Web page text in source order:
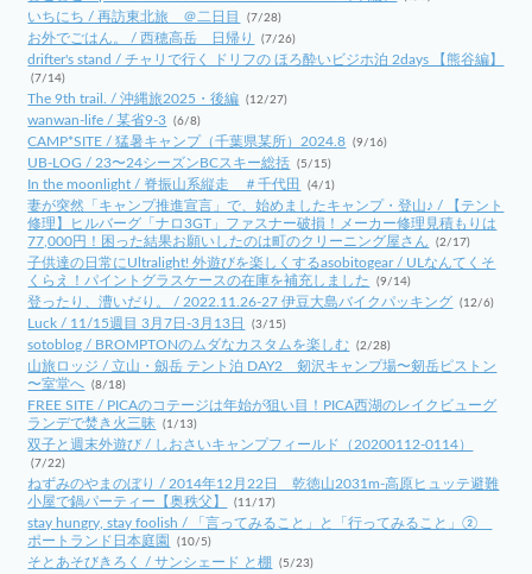
いちにち / 再訪東北旅 ＠二日目 (7/28)
お外でごはん。 / 西穂高岳 日帰り (7/26)
drifter's stand / チャリで行く ドリフの ほろ酔いビジホ泊 2days 【熊谷編】
(7/14)
The 9th trail. / 沖縄旅2025・後編 (12/27)
wanwan-life / 某省9-3 (6/8)
CAMP*SITE / 猛暑キャンプ（千葉県某所）2024.8 (9/16)
UB-LOG / 23〜24シーズンBCスキー総括 (5/15)
In the moonlight / 脊振山系縦走 ＃千代田 (4/1)
妻が突然「キャンプ推進宣言」で、始めましたキャンプ・登山♪ / 【テント
修理】ヒルバーグ「ナロ3GT」ファスナー破損！メーカー修理見積もりは
77,000円！困った結果お願いしたのは町のクリーニング屋さん
(2/17)
子供達の日常にUltralight! 外遊びを楽しくするasobitogear / ULなんてくそ
くらえ！パイントグラスケースの在庫を補充しました
(9/14)
登ったり、漕いだり。 / 2022.11.26-27 伊豆大島バイクパッキング (12/6)
Luck / 11/15週目 3月7日-3月13日 (3/15)
sotoblog / BROMPTONのムダなカスタムを楽しむ (2/28)
山旅ロッジ / 立山・劔岳 テント泊 DAY2 剱沢キャンプ場〜剱岳ピストン
〜室堂へ (8/18)
FREE SITE / PICAのコテージは年始が狙い目！PICA西湖のレイクビューグ
ランデで焚き火三昧
(1/13)
双子と週末外遊び / しおさいキャンプフィールド（20200112-0114）
(7/22)
ねずみのやまのぼり / 2014年12月22日 乾徳山2031m-高原ヒュッテ避難
小屋で鍋パーティー【奥秩父】
(11/17)
stay hungry, stay foolish / 「言ってみること」と「行ってみること」②
ポートランド日本庭園
(10/5)
そとあそびきろく / サンシェード と棚 (5/23)